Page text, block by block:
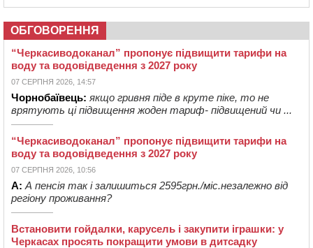
ОБГОВОРЕННЯ
“Черкасиводоканал” пропонує підвищити тарифи на
воду та водовідведення з 2027 року
07 СЕРПНЯ 2026, 14:57
Чорнобаївець: якщо гривня піде в круте піке, то не
врятують ці підвищення жоден тариф- підвищений чи ...
“Черкасиводоканал” пропонує підвищити тарифи на
воду та водовідведення з 2027 року
07 СЕРПНЯ 2026, 10:56
А: А пенсія так і залишиться 2595грн./міс.незалежно від
регіону проживання?
Встановити гойдалки, карусель і закупити іграшки: у
Черкасах просять покращити умови в дитсадку